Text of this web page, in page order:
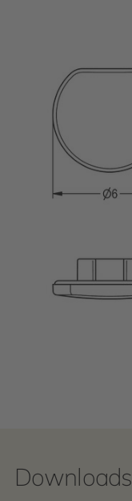
Downloads